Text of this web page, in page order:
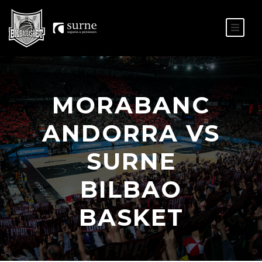
MORABANC
ANDORRA VS
SURNE
BILBAO
BASKET